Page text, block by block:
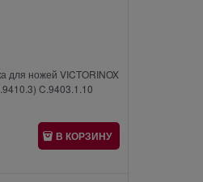
для ножей VICTORINOX
C.9403.1.10
В КОРЗИНУ